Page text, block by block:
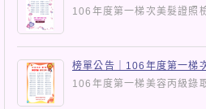
106年度第一梯次美髮證
榜單公告｜106年度第一梯
106年度第一梯美容丙級